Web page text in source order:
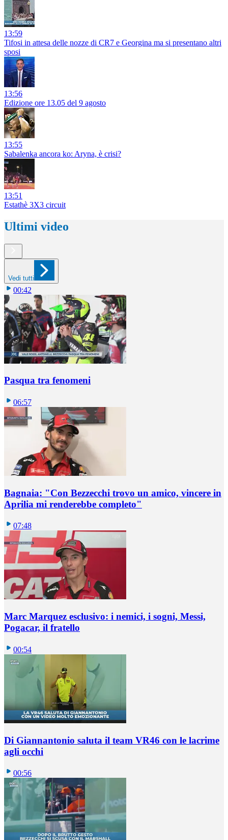
13:59
Tifosi in attesa delle nozze di CR7 e Georgina ma si presentano altri
sposi
13:56
Edizione ore 13.05 del 9 agosto
13:55
Sabalenka ancora ko: Aryna, è crisi?
13:51
Estathè 3X3 circuit
Ultimi video
Vedi tutti
00:42
Pasqua tra fenomeni
06:57
Bagnaia: "Con Bezzecchi trovo un amico, vincere in
Aprilia mi renderebbe completo"
07:48
Marc Marquez esclusivo: i nemici, i sogni, Messi,
Pogacar, il fratello
00:54
Di Giannantonio saluta il team VR46 con le lacrime
agli occhi
00:56